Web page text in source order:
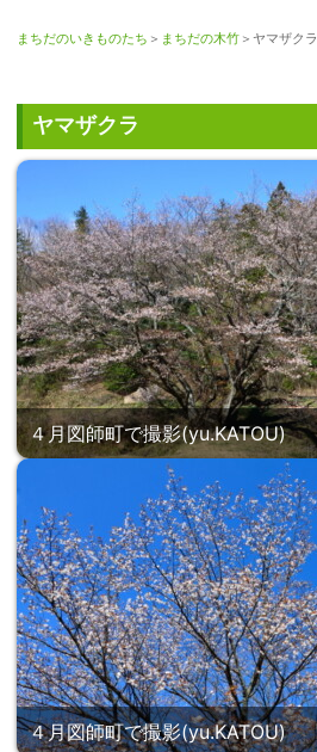
まちだのいきものたち ＞ まちだの木竹＞ヤマザクラ
ヤマザクラ
４月図師町で撮影(yu.KATOU)
４月図師町で撮影(yu.KATOU)